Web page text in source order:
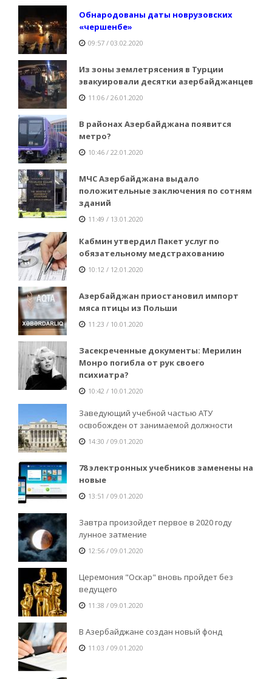
Обнародованы даты новрузовских
«чершенбе»
09:57 / 03.02.2020
Из зоны землетрясения в Турции
эвакуировали десятки азербайджанцев
11:06 / 26.01.2020
В районах Азербайджана появится
метро?
10:46 / 22.01.2020
МЧС Азербайджана выдало
положительные заключения по сотням
зданий
11:49 / 13.01.2020
Кабмин утвердил Пакет услуг по
обязательному медстрахованию
10:12 / 12.01.2020
Азербайджан приостановил импорт
мяса птицы из Польши
11:23 / 10.01.2020
Засекреченные документы: Мерилин
Монро погибла от рук своего
психиатра?
10:42 / 10.01.2020
Заведующий учебной частью АТУ
освобожден от занимаемой должности
14:30 / 09.01.2020
78 электронных учебников заменены на
новые
13:51 / 09.01.2020
Завтра произойдет первое в 2020 году
лунное затмение
12:56 / 09.01.2020
Церемония "Оскар" вновь пройдет без
ведущего
11:38 / 09.01.2020
В Азербайджане создан новый фонд
11:03 / 09.01.2020